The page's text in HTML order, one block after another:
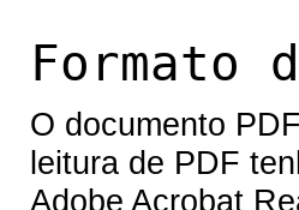
Formato
O documento
leitura de PDF
Adobe Acrobat